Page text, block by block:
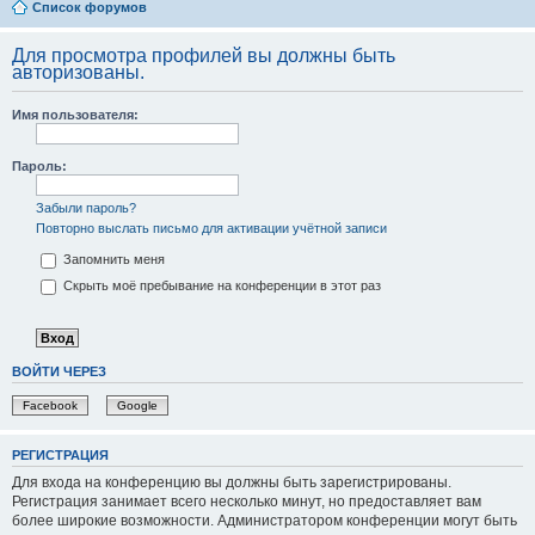
Список форумов
Для просмотра профилей вы должны быть
авторизованы.
Имя пользователя:
Пароль:
Забыли пароль?
Повторно выслать письмо для активации учётной записи
Запомнить меня
Скрыть моё пребывание на конференции в этот раз
ВОЙТИ ЧЕРЕЗ
Facebook Google
РЕГИСТРАЦИЯ
Для входа на конференцию вы должны быть зарегистрированы.
Регистрация занимает всего несколько минут, но предоставляет вам
более широкие возможности. Администратором конференции могут быть